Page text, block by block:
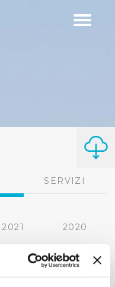
Toggle
SERVIZI
2021 2020
2016
2013 2012